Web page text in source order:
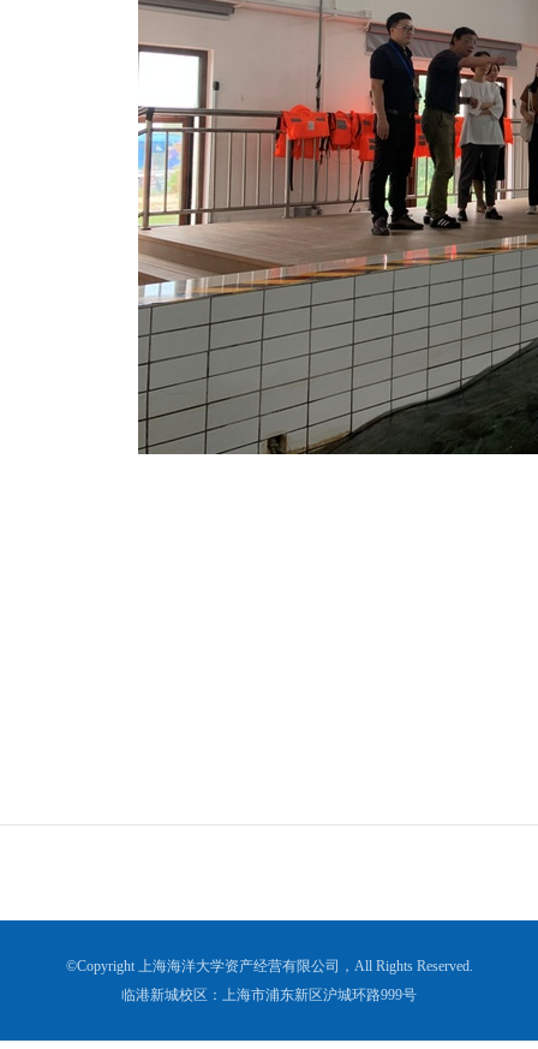
©Copyright 上海海洋大学资产经营有限公司，All Rights Reserved.
临港新城校区：上海市浦东新区沪城环路999号